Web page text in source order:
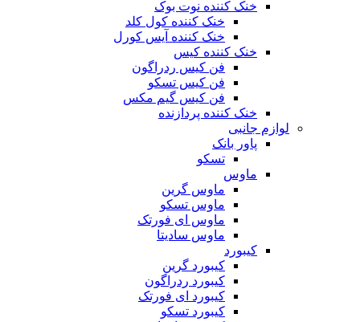
خنک کننده نوت بوک
خنک کننده کول کلد
خنک کننده آیس کورل
خنک کننده کیس
فن کیس ردراگون
فن کیس تسکو
فن کیس گیم مکس
خنک کننده پردازنده
لوازم جانبی
پاور بانک
تسکو
ماوس
ماوس گرین
ماوس تسکو
ماوس ای فورتک
ماوس سادیتا
کیبورد
کیبورد گرین
کیبورد ردراگون
کیبورد ای فورتک
کیبورد تسکو